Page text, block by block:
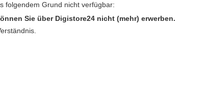
folgendem Grund nicht verfügbar:
Sie über Digistore24 nicht (mehr) erwerben.